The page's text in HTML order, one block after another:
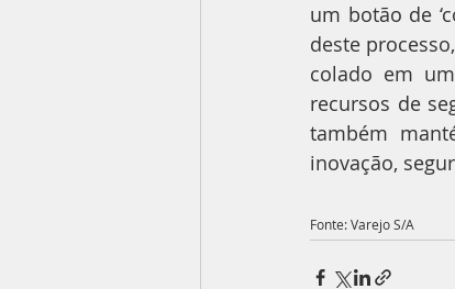
um botão de
deste
colado em
recursos de
também
inovação,
Fonte: Varejo S/A